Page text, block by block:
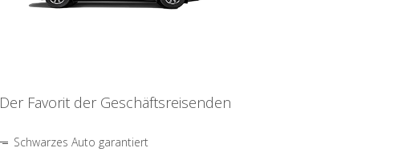
Der Favorit der Geschäftsreisenden
Schwarzes Auto garantiert